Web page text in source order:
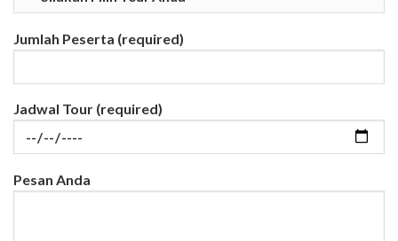
Jumlah Peserta (required)
Jadwal Tour (required)
Pesan Anda